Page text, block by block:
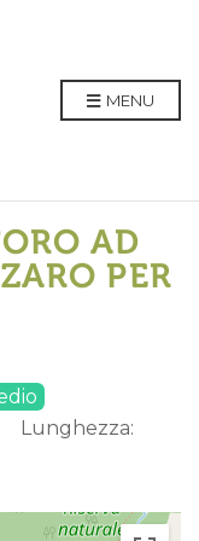
MENU
AD
PER
Lunghezza: